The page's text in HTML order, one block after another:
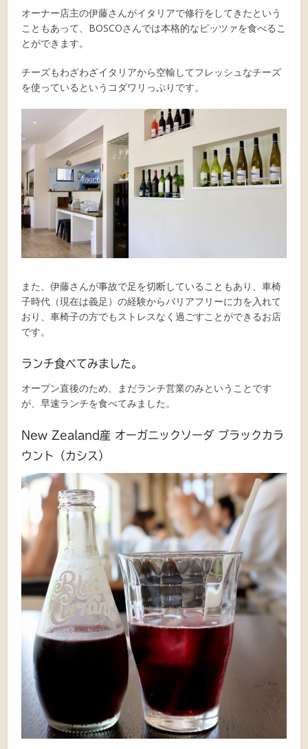
オーナー店主の伊藤さんがイタリアで修行をしてきたという
こともあって、BOSCOさんでは本格的なピッツァを食べるこ
とができます。
チーズもわざわざイタリアから空輸してフレッシュなチーズ
を使っているというコダワリっぷりです。
また、伊藤さんが事故で足を切断していることもあり、車椅
子時代（現在は義足）の経験からバリアフリーに力を入れて
おり、車椅子の方でもストレスなく過ごすことができるお店
です。
ランチ食べてみました。
オープン直後のため、まだランチ営業のみということです
が、早速ランチを食べてみました。
New Zealand産 オーガニックソーダ ブラックカラ
ウント（カシス）